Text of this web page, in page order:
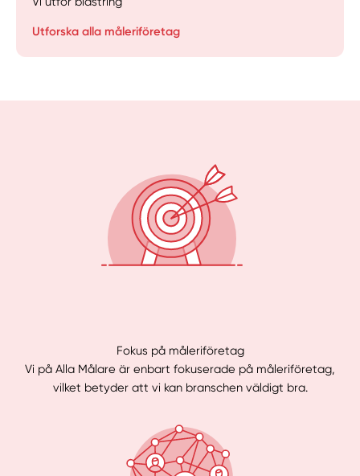
Manuellt
Utforska alla måleriföretag
Fokus på måleriföretag
Vi på Alla Målare är enbart fokuserade på måleriföretag,
vilket betyder att vi kan branschen väldigt bra.